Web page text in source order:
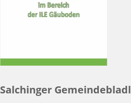
Salchinger Gemeindebladl